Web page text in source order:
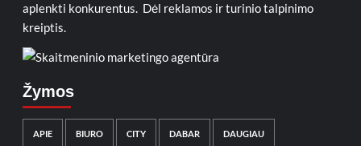
aplenkti konkurentus. Dėl reklamos ir turinio talpinimo
kreiptis.
Žymos
APIE BIURO CITY DABAR DAUGIAU